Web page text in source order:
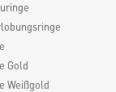
Gold
Weißgold